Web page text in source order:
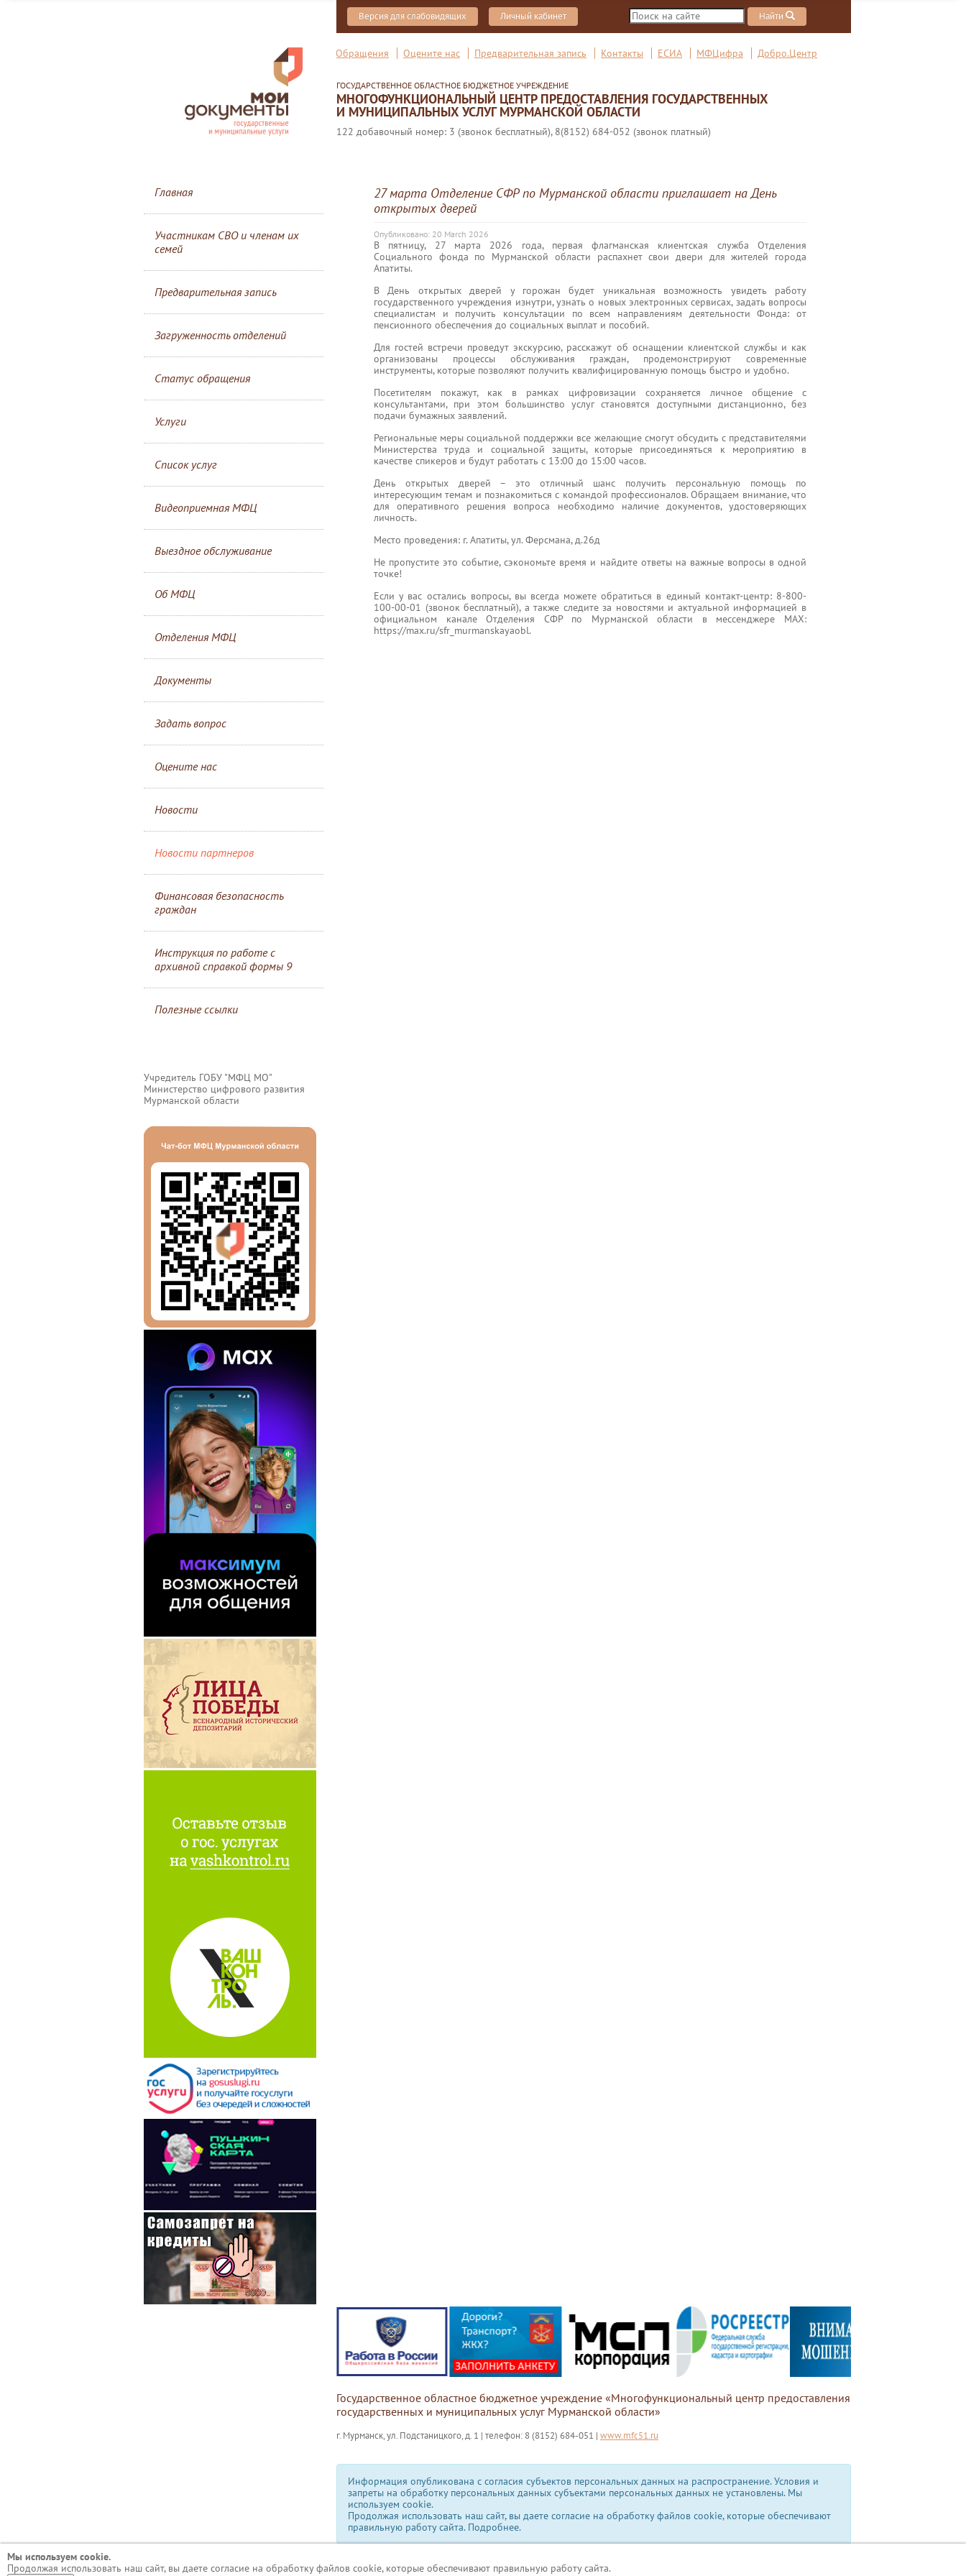
Версия для слабовидящих Личный кабинет Найти
Обращения Оцените нас Предварительная запись Контакты ЕСИА МФЦифра Добро.Центр
ГОСУДАРСТВЕННОЕ ОБЛАСТНОЕ БЮДЖЕТНОЕ УЧРЕЖДЕНИЕ
МНОГОФУНКЦИОНАЛЬНЫЙ ЦЕНТР ПРЕДОСТАВЛЕНИЯ ГОСУДАРСТВЕННЫХ
И МУНИЦИПАЛЬНЫХ УСЛУГ МУРМАНСКОЙ ОБЛАСТИ
122 добавочный номер: 3 (звонок бесплатный), 8(8152) 684-052 (звонок платный)
Главная
Участникам СВО и членам их
семей
Предварительная запись
Загруженность отделений
Статус обращения
Услуги
Список услуг
Видеоприемная МФЦ
Выездное обслуживание
Об МФЦ
Отделения МФЦ
Документы
Задать вопрос
Оцените нас
Новости
Новости партнеров
Финансовая безопасность
граждан
Инструкция по работе с
архивной справкой формы 9
Полезные ссылки
Учредитель ГОБУ "МФЦ МО"
Министерство цифрового развития
Мурманской области
27 марта Отделение СФР по Мурманской области приглашает на День
открытых дверей
Опубликовано: 20 March 2026
В пятницу, 27 марта 2026 года, первая флагманская клиентская служба Отделения
Социального фонда по Мурманской области распахнет свои двери для жителей города
Апатиты.
В День открытых дверей у горожан будет уникальная возможность увидеть работу
государственного учреждения изнутри, узнать о новых электронных сервисах, задать вопросы
специалистам и получить консультации по всем направлениям деятельности Фонда: от
пенсионного обеспечения до социальных выплат и пособий.
Для гостей встречи проведут экскурсию, расскажут об оснащении клиентской службы и как
организованы процессы обслуживания граждан, продемонстрируют современные
инструменты, которые позволяют получить квалифицированную помощь быстро и удобно.
Посетителям покажут, как в рамках цифровизации сохраняется личное общение с
консультантами, при этом большинство услуг становятся доступными дистанционно, без
подачи бумажных заявлений.
Региональные меры социальной поддержки все желающие смогут обсудить с представителями
Министерства труда и социальной защиты, которые присоединяться к мероприятию в
качестве спикеров и будут работать с 13:00 до 15:00 часов.
День открытых дверей – это отличный шанс получить персональную помощь по
интересующим темам и познакомиться с командой профессионалов. Обращаем внимание, что
для оперативного решения вопроса необходимо наличие документов, удостоверяющих
личность.
Место проведения: г. Апатиты, ул. Ферсмана, д.26д
Не пропустите это событие, сэкономьте время и найдите ответы на важные вопросы в одной
точке!
Если у вас остались вопросы, вы всегда можете обратиться в единый контакт-центр: 8-800-
100-00-01 (звонок бесплатный), а также следите за новостями и актуальной информацией в
официальном канале Отделения СФР по Мурманской области в мессенджере МАХ:
https://max.ru/sfr_murmanskayaobl.
Государственное областное бюджетное учреждение «Многофункциональный центр предоставления
государственных и муниципальных услуг Мурманской области»
г. Мурманск, ул. Подстаницкого, д. 1 | телефон: 8 (8152) 684-051 | www.mfc51.ru
Информация опубликована с согласия субъектов персональных данных на распространение. Условия и
запреты на обработку персональных данных субъектами персональных данных не установлены. Мы
используем сookie.
Продолжая использовать наш сайт, вы даете согласие на обработку файлов cookie, которые обеспечивают
правильную работу сайта. Подробнее.
Мы используем сookie.
Продолжая использовать наш сайт, вы даете согласие на обработку файлов cookie, которые обеспечивают правильную работу сайта.